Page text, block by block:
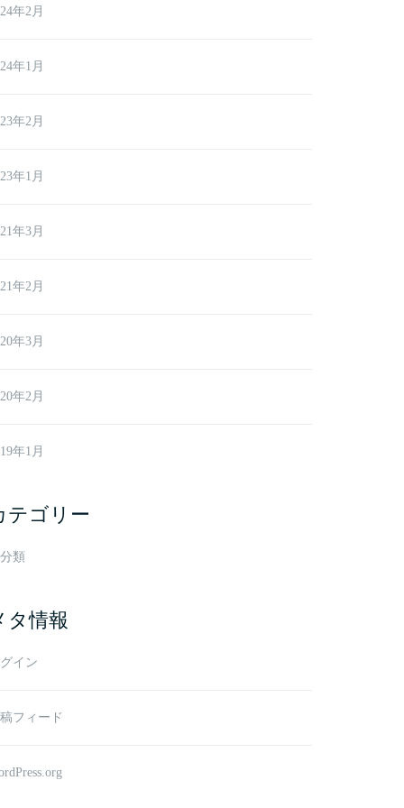
年2月
年1月
年2月
年1月
年3月
年2月
年3月
年2月
年1月
テゴリー
類
タ情報
イン
フィード